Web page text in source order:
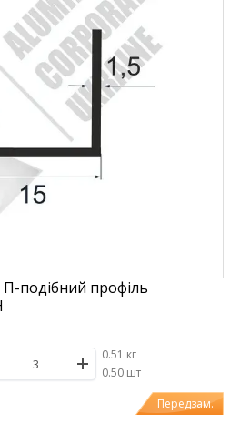
подібний профіль
0.51 кг
/0.50 шт
Передзам.